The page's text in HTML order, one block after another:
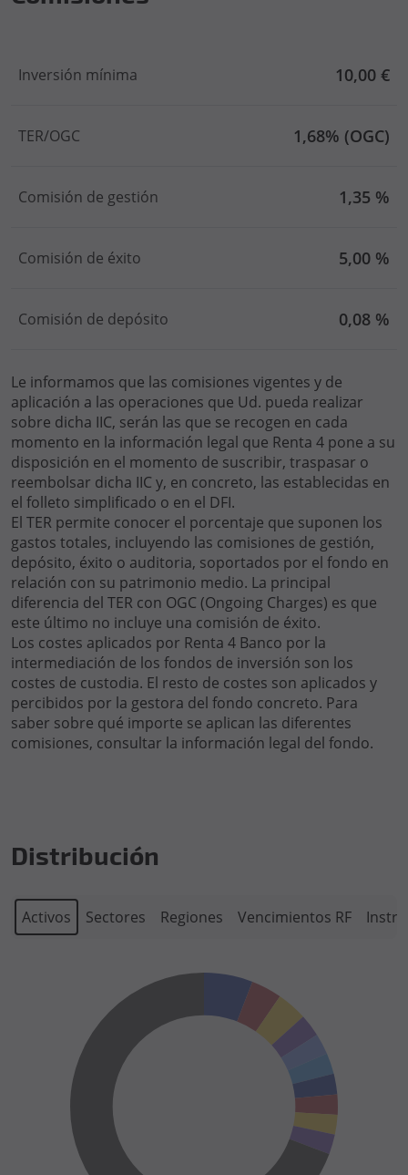
Inversión mínima 10,00 €
TER/OGC 1,68% (OGC)
Comisión de gestión 1,35 %
Comisión de éxito 5,00 %
Comisión de depósito 0,08 %
Le informamos que las comisiones vigentes y de
aplicación a las operaciones que Ud. pueda realizar
sobre dicha IIC, serán las que se recogen en cada
momento en la información legal que Renta 4 pone a su
disposición en el momento de suscribir, traspasar o
reembolsar dicha IIC y, en concreto, las establecidas en
el folleto simplificado o en el DFI.
El TER permite conocer el porcentaje que suponen los
gastos totales, incluyendo las comisiones de gestión,
depósito, éxito o auditoria, soportados por el fondo en
relación con su patrimonio medio. La principal
diferencia del TER con OGC (Ongoing Charges) es que
este último no incluye una comisión de éxito.
Los costes aplicados por Renta 4 Banco por la
intermediación de los fondos de inversión son los
costes de custodia. El resto de costes son aplicados y
percibidos por la gestora del fondo concreto. Para
saber sobre qué importe se aplican las diferentes
comisiones, consultar la información legal del fondo.
Distribución
Activos Sectores Regiones Vencimientos RF